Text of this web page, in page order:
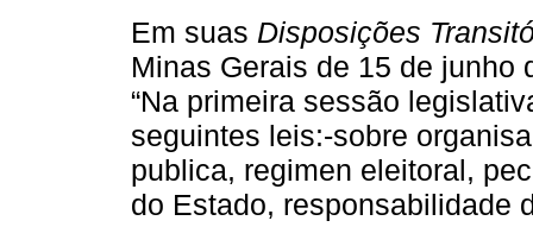
Em suas Disposições
Minas Gerais de 15 de junho
“Na primeira sessão
seguintes leis:-sobre
publica, regimen eleitoral,
do Estado, responsabilidade